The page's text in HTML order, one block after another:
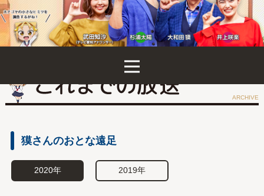
ARCHIVE
獏さんのおとな遠足
2020年 2019年